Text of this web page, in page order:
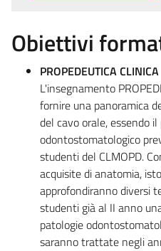
Obiettivi
PROPEDEUTICA CLINICA
L'insegnamento
fornire una panoramica
del cavo orale, essendo
odontostomatologico
studenti del CLMOPD.
acquisite di anatomia,
approfondiranno diversi
studenti già al II anno
patologie
saranno trattate negli